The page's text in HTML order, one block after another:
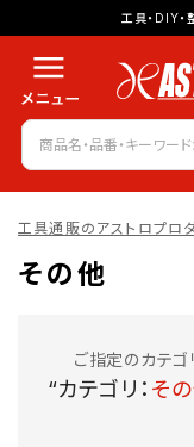
工具・DIY
工具通販のアストロプロ
その他
ご指定のカテゴ
“カテゴリ： そ